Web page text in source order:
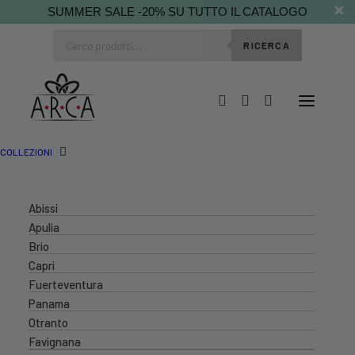
SUMMER SALE -20% SU TUTTO IL CATALOGO
RICERCA
COLLEZIONI
Abissi
Apulia
Brio
Capri
Fuerteventura
Panama
Otranto
Favignana